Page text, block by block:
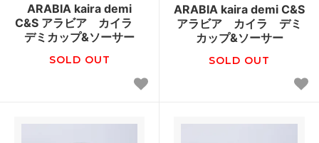
ARABIA kaira demi
C&S アラビア カイラ
デミカップ&ソーサー
SOLD OUT
ARABIA kaira demi C&S
アラビア カイラ デミ
カップ&ソーサー
SOLD OUT